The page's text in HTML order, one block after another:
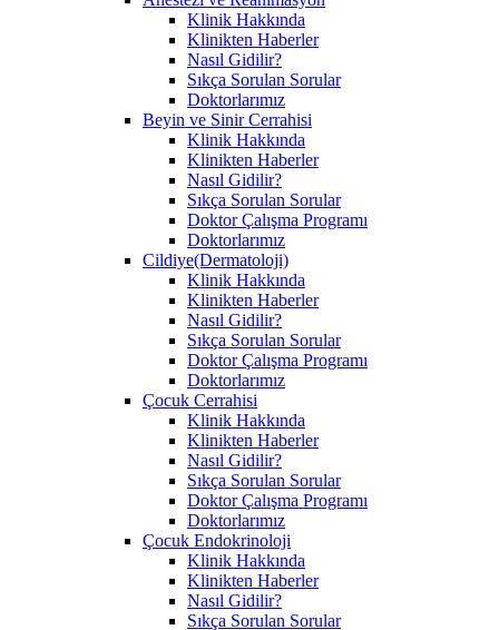
Klinik Hakkında
Klinikten Haberler
Nasıl Gidilir?
Sıkça Sorulan Sorular
Doktorlarımız
Beyin ve Sinir Cerrahisi
Klinik Hakkında
Klinikten Haberler
Nasıl Gidilir?
Sıkça Sorulan Sorular
Doktor Çalışma Programı
Doktorlarımız
Cildiye(Dermatoloji)
Klinik Hakkında
Klinikten Haberler
Nasıl Gidilir?
Sıkça Sorulan Sorular
Doktor Çalışma Programı
Doktorlarımız
Çocuk Cerrahisi
Klinik Hakkında
Klinikten Haberler
Nasıl Gidilir?
Sıkça Sorulan Sorular
Doktor Çalışma Programı
Doktorlarımız
Çocuk Endokrinoloji
Klinik Hakkında
Klinikten Haberler
Nasıl Gidilir?
Sıkça Sorulan Sorular